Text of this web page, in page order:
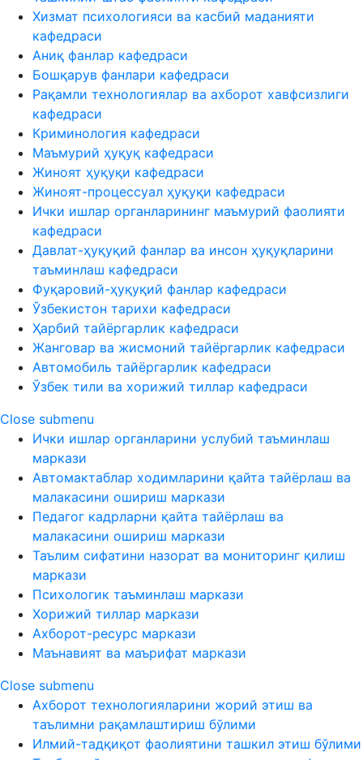
Хизмат психологияси ва касбий маданияти
кафедраси
Аниқ фанлар кафедраси
Бошқарув фанлари кафедраси
Рақамли технологиялар ва ахборот хавфсизлиги
кафедраси
Криминология кафедраси
Маъмурий ҳуқуқ кафедраси
Жиноят ҳуқуқи кафедраси
Жиноят-процессуал ҳуқуқи кафедраси
Ички ишлар органларининг маъмурий фаолияти
кафедраси
Давлат-ҳуқуқий фанлар ва инсон ҳуқуқларини
таъминлаш кафедраси
Фуқаровий-ҳуқуқий фанлар кафедраси
Ўзбекистон тарихи кафедраси
Ҳарбий тайёргарлик кафедраси
Жанговар ва жисмоний тайёргарлик кафедраси
Автомобиль тайёргарлик кафедраси
Ўзбек тили ва хорижий тиллар кафедраси
Close submenu
Ички ишлар органларини услубий таъминлаш
маркази
Автомактаблар ходимларини қайта тайёрлаш ва
малакасини ошириш маркази
Педагог кадрларни қайта тайёрлаш ва
малакасини ошириш маркази
Таълим сифатини назорат ва мониторинг қилиш
маркази
Психологик таъминлаш маркази
Хорижий тиллар маркази
Ахборот-ресурс маркази
Маънавият ва маърифат маркази
Close submenu
Ахборот технологияларини жорий этиш ва
таълимни рақамлаштириш бўлими
Илмий-тадқиқот фаолиятини ташкил этиш бўлими